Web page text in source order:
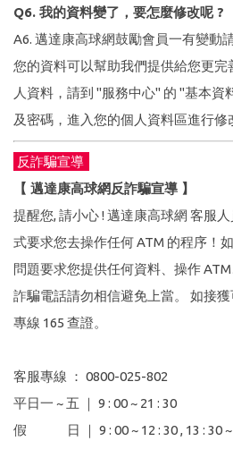
Q6. 我的資料變了，要怎麼修改呢 ?
A6. 邁達康高球網鼓勵會員一有變動
您的資料可以幫助我們提供給您更完
人資料，請到 "服務中心" 的 "基本資
及密碼，進入您的個人資料區進行修
反詐騙宣導
【 邁達康高球網反詐騙宣導 】
提醒您, 請小心 ! 邁達康高球網 客服
式要求您去操作任何 ATM 的程序！
問題要求您提供任何資料、操作
詐騙電話請勿相信避免上當。 如接
專線 165 查證。
客服專線 ： 0800-025-802
平日一 ~ 五 ｜ 9 : 00 ~ 21 : 30
假 日 ｜ 9 : 00 ~ 12 : 30 , 13 : 30 ~